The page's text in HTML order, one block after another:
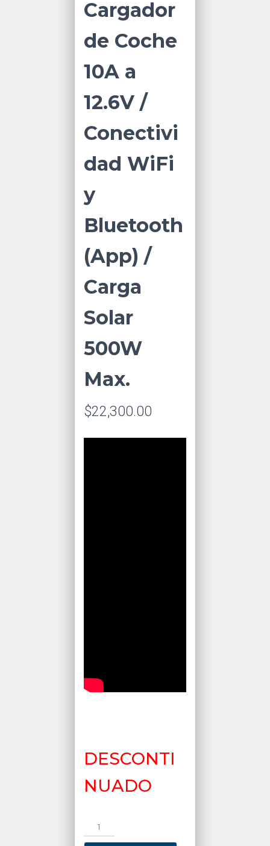
Cargador
de Coche
10A a
12.6V /
Conectivi
dad WiFi
y
Bluetooth
(App) /
Carga
Solar
500W
Max.
$22,300.00
DESCONTI
NUADO
EcoFlow
Delta